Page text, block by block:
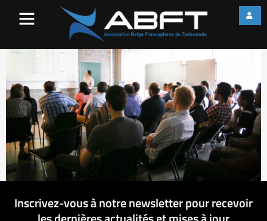
Inscrivez-vous à notre newsletter pour recevoir